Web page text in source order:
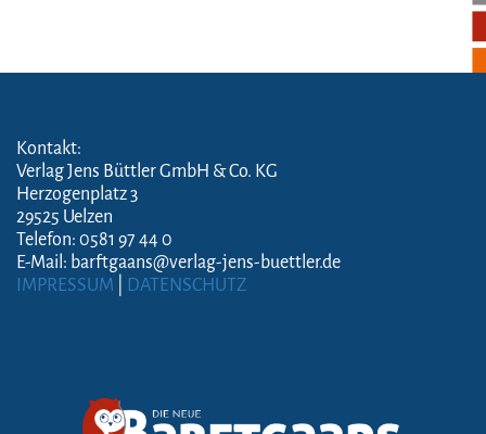
Kontakt:
Verlag Jens Büttler GmbH & Co. KG
Herzogenplatz 3
29525 Uelzen
Telefon: 0581 97 44 0
E-Mail: barftgaans@verlag-jens-buettler.de
IMPRESSUM
DATENSCHUTZ